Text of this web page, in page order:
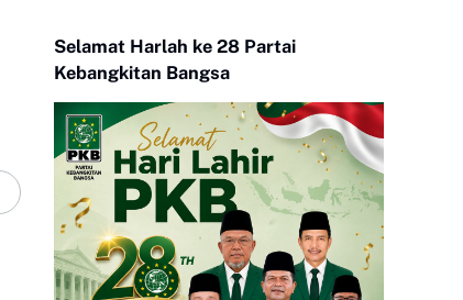
Selamat Harlah ke 28 Partai
Kebangkitan Bangsa